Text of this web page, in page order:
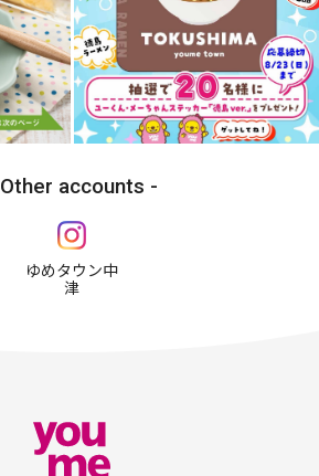
Other accounts
ゆめタウン中
津